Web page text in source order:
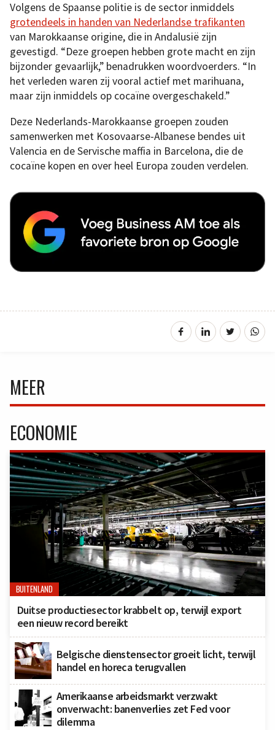
Volgens de Spaanse politie is de sector inmiddels
grotendeels in handen van Nederlandse trafikanten
van Marokkaanse origine, die in Andalusië zijn
gevestigd. “Deze groepen hebben grote macht en zijn
bijzonder gevaarlijk,” benadrukken woordvoerders. “In
het verleden waren zij vooral actief met marihuana,
maar zijn inmiddels op cocaïne overgeschakeld.”
Deze Nederlands-Marokkaanse groepen zouden
samenwerken met Kosovaarse-Albanese bendes uit
Valencia en de Servische maffia in Barcelona, die de
cocaïne kopen en over heel Europa zouden verdelen.
MEER
ECONOMIE
BUITENLAND
Duitse productiesector krabbelt op, terwijl export
een nieuw record bereikt
Belgische dienstensector groeit licht, terwijl
handel en horeca terugvallen
Amerikaanse arbeidsmarkt verzwakt
onverwacht: banenverlies zet Fed voor
dilemma